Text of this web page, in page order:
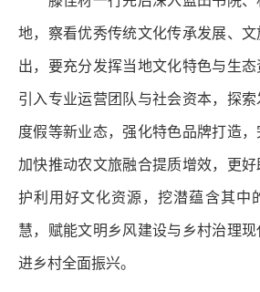
地，察看优秀传统文化传承发展、
出，要充分发挥当地文化特色与生
引入专业运营团队与社会资本，探
度假等新业态，强化特色品牌打造，
加快推动农文旅融合提质增效，更
护利用好文化资源，挖潜蕴含其中
慧，赋能文明乡风建设与乡村治理
进乡村全面振兴。